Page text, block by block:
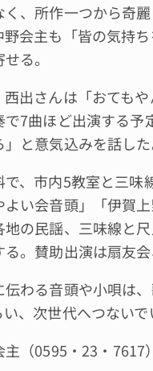
、所作一つから奇
会主も「皆の気持
る。
出さんは「おても
7曲ほど出演する
と意気込みを話した
、市内5教室と三味
い会音頭」「伊賀
の民謡、三味線と
。賛助出演は扇友会
わる音頭や小唄は
、次世代へつないで
（0595・23・7617